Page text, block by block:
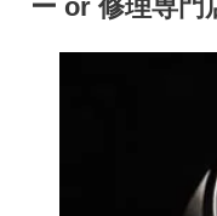
ー or 修理専